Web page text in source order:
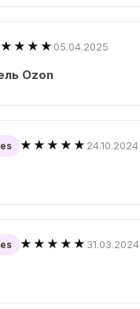
05.04.2025
Ozon
★★★★★ 24.10.2024
★★★★★ 31.03.2024